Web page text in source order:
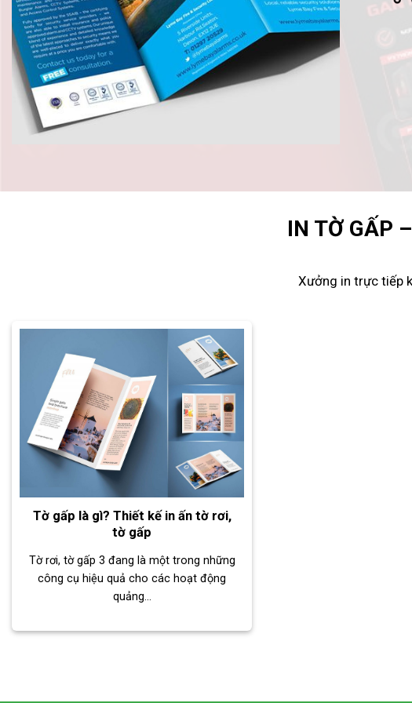
IN TỜ GẤP
Xưởng in trực tiếp
Tờ gấp là gì? Thiết kế in ấn tờ rơi,
tờ gấp
Tờ rơi, tờ gấp 3 đang là một trong những
công cụ hiệu quả cho các hoạt động
quảng...